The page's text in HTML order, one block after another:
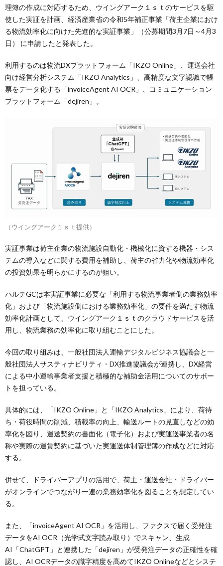
理簿の作成に対応するため、ウイングアーク１ｓｔのサービスを駆
使した実証を計画、経済産業省の令和5年補正事業「荷主企業におけ
る物流効率化に向けた先進的な実証事業」（公募期間3月7日～4月3
日） に申請したと発表した。
利用するのは物流DXプラットフォーム「IKZO Online」、運送会社
向け経営分析システム「IKZO Analytics」、高精度な文字認識で帳
票をデータ化する「invoiceAgent AI OCR」、コミュニケーション
プラットフォーム「dejiren」。
（ウイングアーク１ｓｔ提供）
実証事業は荷主企業の物流施設自動化・機械化に資する機器・シス
テムの導入などに関する費用を補助し、荷主の省力化や物流効率化
の投資効果を明らかにするのが狙い。
ハルテGCは本実証事業に必要な「利用する物流事業者側の業務効率
化」および「物流施設側における業務効率化」の要件を満たす物流
効率化計画として、ウイングアーク１ｓｔのクラウドサービスを活
用し、物流業務の効率化に取り組むことにした。
今回の取り組みは、一般社団法人運輸デジタルビジネス協議会と一
般社団法人サスティナビリティ・DX推進協議会が連携し、DX経営
による中小運輸事業者支援と積極的な補助金活用についてのサポー
トを担っている。
具体的には、「IKZO Online」と「IKZO Analytics」により、荷待
ち・荷役時間の削減、積載率の向上、輸送ルートの見直しなどの効
率化を図り、運送契約の書面化（電子化）および実運送事業者の名
称や実際の運賃契約に基づいた実運送体制管理簿の作成などに対応
する。
併せて、ドライバーアプリの活用で、荷主・運送会社・ドライバー
がオンラインでつながり一連の業務効率化を図ることを想定してい
る。
また、「invoiceAgent AI OCR」を活用し、ファクスで届く受発注
データをAI OCR（光学式文字読み取り）でスキャン、生成
AI「ChatGPT」と連携した「dejiren」が受発注データの正確性を確
認し、AI OCRデータの識字精度を高めてIKZO Onlineなどとシステ